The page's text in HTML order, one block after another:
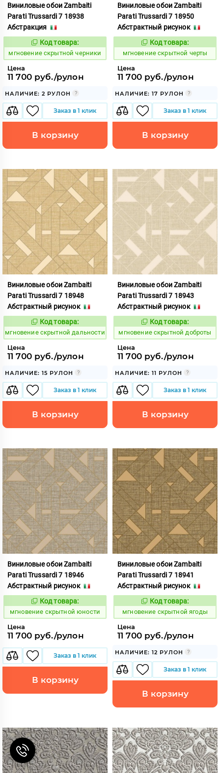
Виниловые обои Zambaiti
Parati Trussardi 7 18938
Абстракция
948869
Код товара:
мгновение скрытной черники
Цена
11 700 руб./рулон
НАЛИЧИЕ: 2 РУЛОН
Заказ в 1 клик
В корзину
Виниловые обои Zambaiti
Parati Trussardi 7 18950
Абстрактный рисунок
948870
Код товара:
мгновение скрытной черты
Цена
11 700 руб./рулон
НАЛИЧИЕ: 17 РУЛОН
Заказ в 1 клик
В корзину
Виниловые обои Zambaiti
Parati Trussardi 7 18948
Абстрактный рисунок
948871
Код товара:
мгновение скрытной дальности
Цена
11 700 руб./рулон
НАЛИЧИЕ: 15 РУЛОН
Заказ в 1 клик
В корзину
Виниловые обои Zambaiti
Parati Trussardi 7 18943
Абстрактный рисунок
948872
Код товара:
мгновение скрытной доброты
Цена
11 700 руб./рулон
НАЛИЧИЕ: 11 РУЛОН
Заказ в 1 клик
В корзину
Виниловые обои Zambaiti
Parati Trussardi 7 18946
Абстрактный рисунок
948873
Код товара:
мгновение скрытной юности
Цена
11 700 руб./рулон
Заказ в 1 клик
В корзину
Виниловые обои Zambaiti
Parati Trussardi 7 18941
Абстрактный рисунок
948874
Код товара:
мгновение скрытной ягоды
Цена
11 700 руб./рулон
НАЛИЧИЕ: 12 РУЛОН
Заказ в 1 клик
В корзину